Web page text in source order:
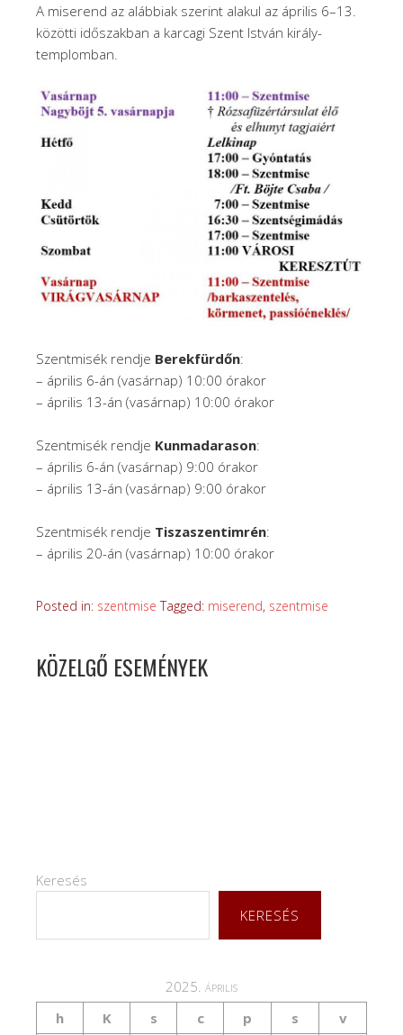
A miserend az alábbiak szerint alakul az április 6–13.
közötti időszakban a karcagi Szent István király-
templomban.
Szentmisék rendje Berekfürdőn:
– április 6-án (vasárnap) 10:00 órakor
– április 13-án (vasárnap) 10:00 órakor
Szentmisék rendje Kunmadarason:
– április 6-án (vasárnap) 9:00 órakor
– április 13-án (vasárnap) 9:00 órakor
Szentmisék rendje Tiszaszentimrén:
– április 20-án (vasárnap) 10:00 órakor
Posted in: szentmise Tagged: miserend, szentmise
KÖZELGŐ ESEMÉNYEK
Keresés
KERESÉS
2025. április
h
K s c p s
v